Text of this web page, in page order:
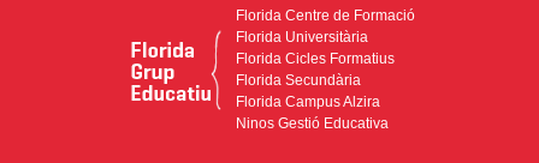
Florida Centre de Formació
Florida Universitària
Florida Cicles Formatius
Florida Secundària
Florida Campus Alzira
Ninos Gestió Educativa